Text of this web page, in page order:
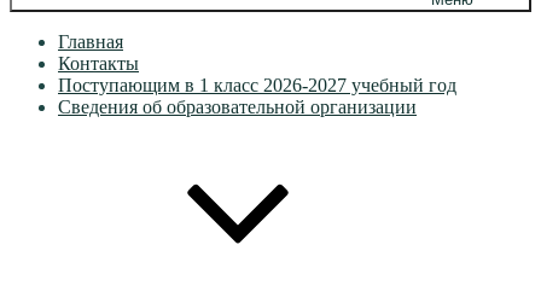
Главная
Контакты
Поступающим в 1 класс 2026-2027 учебный год
Сведения об образовательной организации